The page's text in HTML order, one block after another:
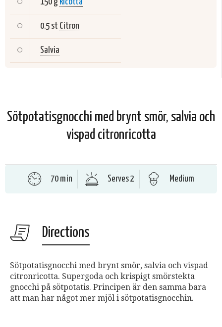
0.5 st Citron
Salvia
Sötpotatisgnocchi med brynt smör, salvia och
vispad citronricotta
70 min Serves 2 Medium
Directions
Sötpotatisgnocchi med brynt smör, salvia och vispad
citronricotta. Supergoda och krispigt smörstekta
gnocchi på sötpotatis. Principen är den samma bara
att man har något mer mjöl i sötpotatisgnocchin.